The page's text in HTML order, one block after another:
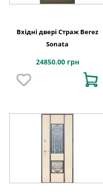
Вхідні двері Страж Berez
Sonata
24850.00 грн